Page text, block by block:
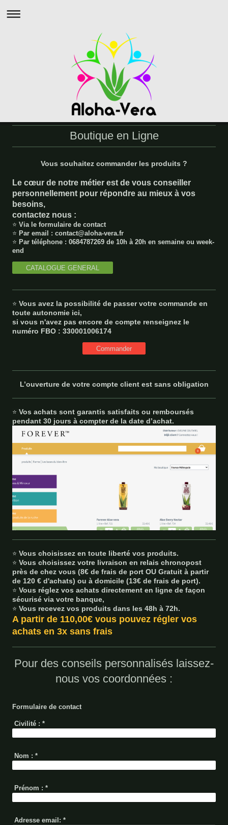
Boutique en Ligne
Vous souhaitez commander les produits ?
Le cœur de notre métier est de vous conseiller
personnellement pour répondre au mieux à vos
besoins,
contactez nous :
⭐ Via le formulaire de contact
⭐ Par email : contact@aloha-vera.fr
⭐ Par téléphone : 0684787269 de 10h à 20h en semaine ou week-
end
CATALOGUE GENERAL
⭐ Vous avez la possibilité de passer votre commande en
toute autonomie ici,
si vous n'avez pas encore de compte renseignez le
numéro FBO : 330001006174
Commander
L’ouverture de votre compte client est sans obligation
⭐ Vos achats sont garantis satisfaits ou remboursés
pendant 30 jours à compter de la date d’achat.
⭐ Vous choisissez en toute liberté vos produits.
⭐ Vous choisissez votre livraison en relais chronopost
près de chez vous (8€ de frais de port OU Gratuit à partir
de 120 € d'achats) ou à domicile (13€ de frais de port).
⭐ Vous réglez vos achats directement en ligne de façon
sécurisé via votre banque,
⭐ Vous recevez vos produits dans les 48h à 72h.
A partir de 110,00€ vous pouvez régler vos
achats en 3x sans frais
Pour des conseils personnalisés laissez-
nous vos coordonnées :
Formulaire de contact
Civilité : *
Nom : *
Prénom : *
Adresse email: *